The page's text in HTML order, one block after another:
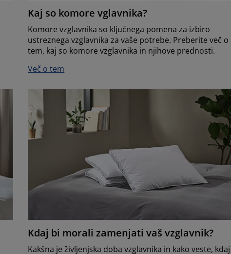
Kaj so komore vglavnika?
Komore vzglavnika so ključnega pomena za izbiro
ustreznega vzglavnika za vaše potrebe. Preberite več o
tem, kaj so komore vzglavnika in njihove prednosti.
Več o tem
Kdaj bi morali zamenjati vaš vzglavnik?
Kakšna je življenjska doba vzglavnika in kako veste, kdaj